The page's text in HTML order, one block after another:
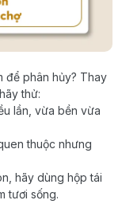
để phân hủy? Thay
thử:
lần, vừa bền vừa
thuộc nhưng
hãy dùng hộp tái
tươi sống.